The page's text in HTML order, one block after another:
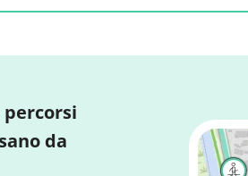
percorsi
da